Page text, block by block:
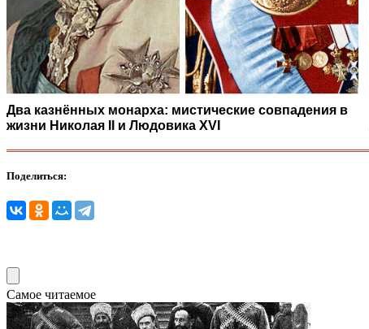
Два казнённых монарха: мистические совпадения в
жизни Николая II и Людовика XVI
Поделиться:
Самое читаемое